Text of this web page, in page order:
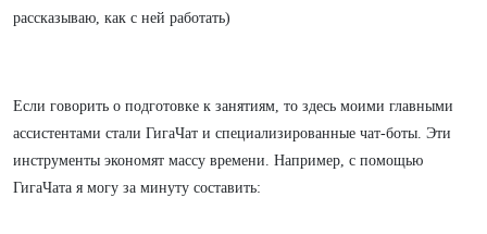
рассказываю, как с ней работать)
Если говорить о подготовке к занятиям, то здесь моими главными
ассистентами стали ГигаЧат и специализированные чат-боты. Эти
инструменты экономят массу времени. Например, с помощью
ГигаЧата я могу за минуту составить: